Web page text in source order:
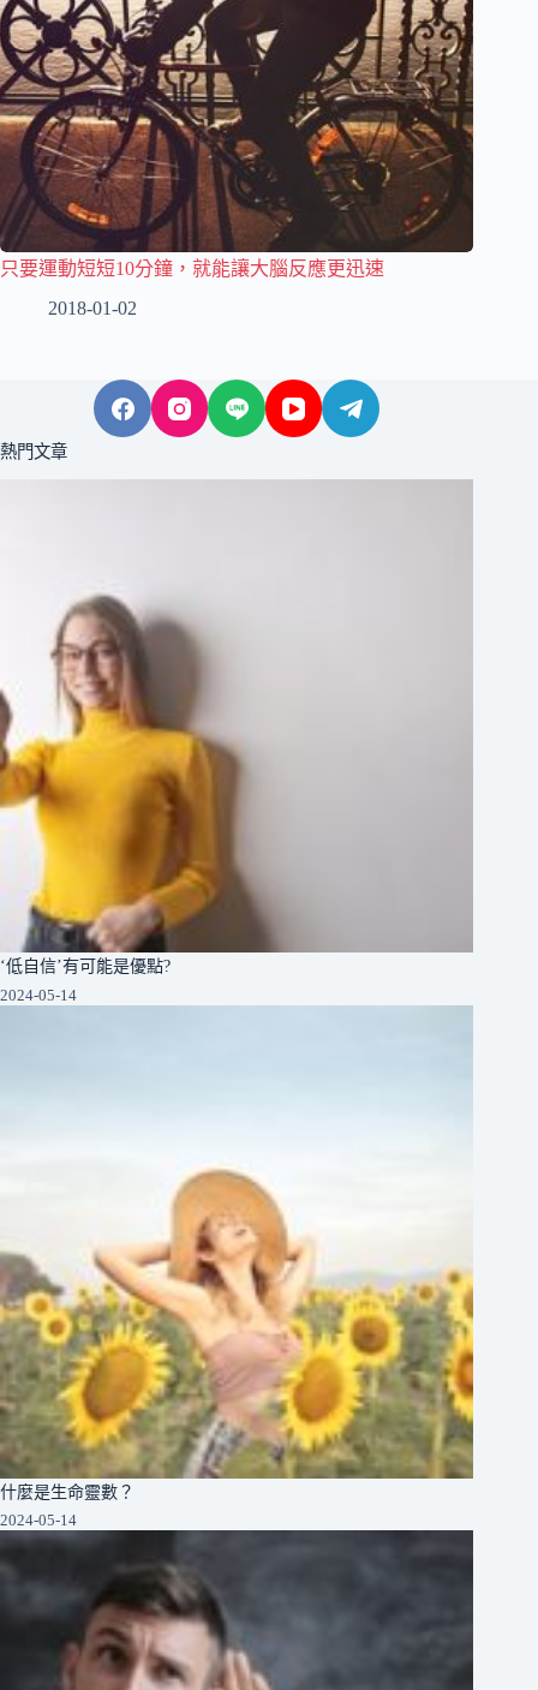
只要運動短短10分鐘，就能讓大腦反應更迅速
2018-01-02
熱門文章
‘低自信’有可能是優點?
2024-05-14
什麼是生命靈數？
2024-05-14